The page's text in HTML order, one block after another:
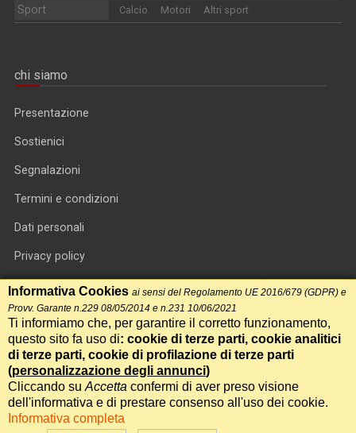
Sport Calcio Motori Altri sport
chi siamo
Presentazione
Sostienici
Segnalazioni
Termini e condizioni
Dati personali
Privacy policy
Informativa cookie
RSS feed
RSS Top News
Contatti
International Communication S.r.l. • P.IVA 14478081004 • Testata
Informativa Cookies ai sensi del Regolamento UE 2016/679 (GDPR) e
Provv. Garante n.229 08/05/2014 e n.231 10/06/2021
Ti informiamo che, per garantire il corretto funzionamento,
questo sito fa uso di: cookie di terze parti, cookie analitici
di terze parti, cookie di profilazione di terze parti
(personalizzazione degli annunci)
Cliccando su Accetta confermi di aver preso visione
dell'informativa e di prestare consenso all'uso dei cookie.
Informativa completa